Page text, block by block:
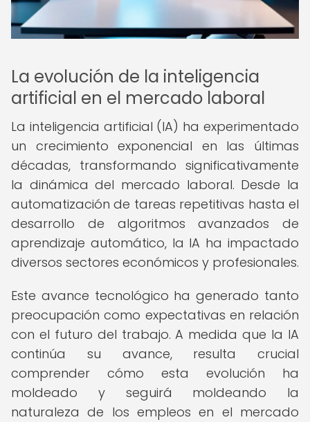
La evolución de la inteligencia
artificial en el mercado laboral
La inteligencia artificial (IA) ha experimentado
un crecimiento exponencial en las últimas
décadas, transformando significativamente
la dinámica del mercado laboral. Desde la
automatización de tareas repetitivas hasta el
desarrollo de algoritmos avanzados de
aprendizaje automático, la IA ha impactado
diversos sectores económicos y profesionales.
Este avance tecnológico ha generado tanto
preocupación como expectativas en relación
con el futuro del trabajo. A medida que la IA
continúa su avance, resulta crucial
comprender cómo esta evolución ha
moldeado y seguirá moldeando la
naturaleza de los empleos en el mercado